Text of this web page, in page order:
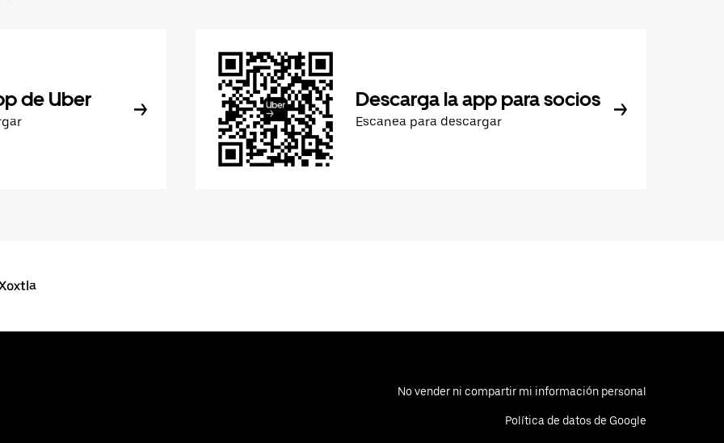
de Uber Descarga la app para socios
Escanea para descargar
No vender ni compartir mi información personal
Política de datos de Google